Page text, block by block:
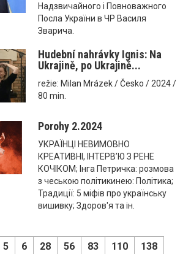
Надзвичайного і Повноважного
Посла України в ЧР Василя
Зварича.
Hudební nahrávky Ignis: Na
Ukrajině, po Ukrajině...
režie: Milan Mrázek / Česko / 2024 /
80 min.
Porohy 2.2024
УКРАЇНЦІ НЕВИМОВНО
КРЕАТИВНІ, ІНТЕРВ’Ю З РЕНЕ
КОЧІКОМ; Інга Петричка: розмова
з чеською політикинею: Політика;
Традиції: 5 міфів про українську
вишивку; Здоров'я та ін.
5 6 28 56 83 110
138